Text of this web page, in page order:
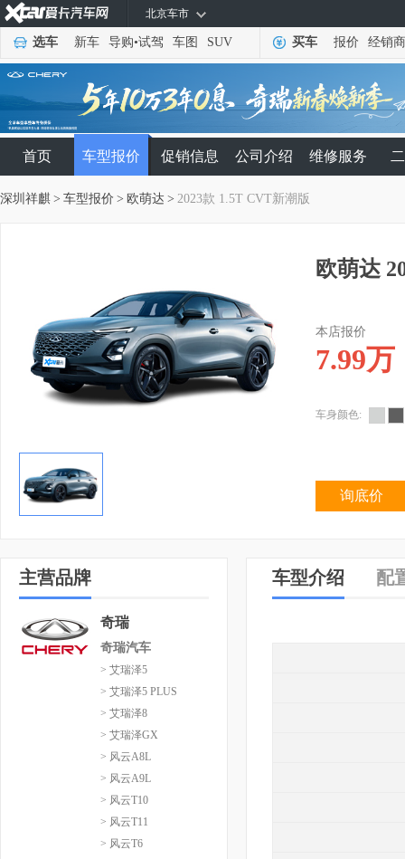
北京车市
选车 新车 导购•试驾 车图 SUV 买车 报价 经销商
首页 车型报价 促销信息 公司介绍 维修服务
深圳祥麒 > 车型报价 > 欧萌达 > 2023款 1.5T CVT新潮版
欧萌达
本店报价
7.99万
车身颜色:
询底价
主营品牌
奇瑞
奇瑞汽车
> 艾瑞泽5
> 艾瑞泽5 PLUS
> 艾瑞泽8
> 艾瑞泽GX
> 风云A8L
> 风云A9L
> 风云T10
> 风云T11
> 风云T6
车型介绍 配